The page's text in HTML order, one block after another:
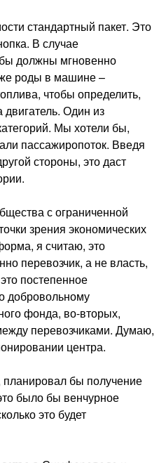
стандартный пакет. Это
В случае
должны мгновенно
же роды в машине –
чтобы определить,
двигатель. Один из
Мы хотели бы,
пассажиропоток. Введя
стороны, это даст
с ограниченной
зрения экономических
я считаю, это
перевозчик, а не власть,
постепенное
добровольному
фонда, во-вторых,
перевозчиками. Думаю,
центра.
бы получение
было бы венчурное
это будет